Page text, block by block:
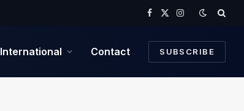
Facebook
X
Instagram
International Contact SUBSCRIBE